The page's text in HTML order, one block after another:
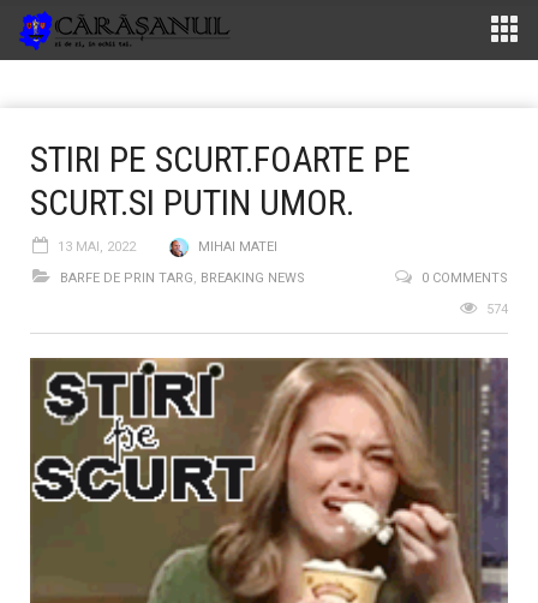
STIRI PE SCURT.FOARTE PE
SCURT.SI PUTIN UMOR.
13 MAI, 2022
MIHAI MATEI
BARFE DE PRIN TARG, BREAKING NEWS
0 COMMENTS
574